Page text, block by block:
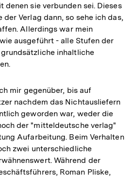
denen sie verbunden sei. Dieses
der Verlag dann, so sehe ich das,
Allerdings war mein
ausgeführt - alle Stufen der
inhaltliche
mir gegenüber, bis auf
nachdem das Nichtausliefern
geworden war, weder die
der "mitteldeutsche verlag"
Aufarbeitung. Beim Verhalten
zwei unterschiedliche
Während der
Roman Pliske,